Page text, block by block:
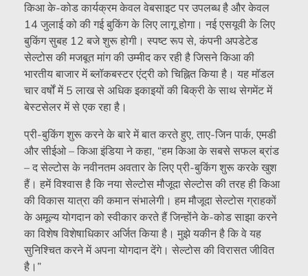
किआ के-कोड कार्यक्रम केवल वेबसाइट पर उपलब्ध है और केवल
14 जुलाई को की गई बुकिंग के लिए लागू होगा। नई एसयूवी के लिए
बुकिंग सुबह 12 बजे शुरू होगी। स्पष्ट रूप से, कंपनी अपडेटेड
सेल्टोस की मजबूत मांग की उम्मीद कर रही है जिसने किआ की
भारतीय बाजार में ब्लॉकबस्टर एंट्री को चिह्नित किया है। यह मॉडल
चार वर्षों में 5 लाख से अधिक इकाइयों की बिक्री के साथ सेगमेंट में
बेस्टसेलर में से एक रहा है।
प्री-बुकिंग शुरू करने के बारे में बात करते हुए, ताए-जिन पार्क, एमडी
और सीईओ – किआ इंडिया ने कहा, “हम किआ के सबसे सफल ब्रांड
– द सेल्टोस के नवीनतम अवतार के लिए प्री-बुकिंग शुरू करके खुश
हैं। हमें विश्वास है कि नया सेल्टोस मौजूदा सेल्टोस की तरह ही किआ
की विकास यात्रा की कमान संभालेगी। हम मौजूदा सेल्टोस ग्राहकों
के अमूल्य योगदान को स्वीकार करते हैं जिन्होंने के-कोड साझा करने
का विशेष विशेषाधिकार अर्जित किया है। मुझे यकीन है कि वे यह
सुनिश्चित करने में अपना योगदान देंगे। सेल्टोस की विरासत जीवित
है।”